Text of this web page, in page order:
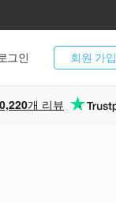
회원 가입
그인
개 리뷰